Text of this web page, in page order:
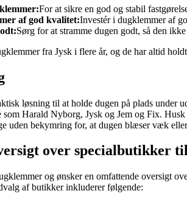
For at sikre en god og stabil
af god kvalitet:Investér i dugklemmer af
Sørg for at stramme dugen godt, så den
fra Jysk i flere år, og de har altid
løsning til at holde dugen på plads under
Harald Nyborg, Jysk og Jem og Fix.
uden bekymring for, at dugen blæser væk
over specialbutikker
og ønsker en omfattende oversigt
af butikker inkluderer følgende: